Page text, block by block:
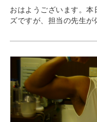
おはようございます。本
ズですが、担当の先生